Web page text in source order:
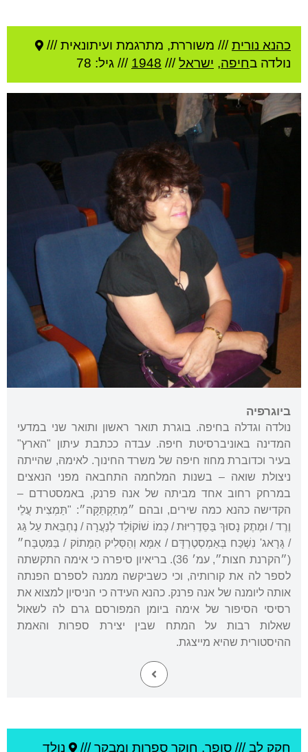
כהנא נורית/// משוררת, מתרגמת ועיתונאית ///
נולדה בחיפה, ישראל///
1948 /// גיל: 78
ביוגרפיה
נולדה וגדלה בחיפה. בוגרת תואר ראשון ותואר שני במדעי
המדינה באוניברסיטת חיפה. עבדה ככתבת עיתון "הארץ"
בעיר וכדוברת מחוז חיפה של משרד החינוך. לאימהּ, שהייתה
ניצולת שואה – בשנות המלחמה התחבאה מפני הנאצים
במרחק רחוב אחד מביתה של אנה פרנק, באמסטרדם –
הקדישה כהנא כמה שירים, ובהם ״מְתַקְתַּקָּה״: "תַּמְצִית עֲלֵי
וֶרֶד / וּמֶתֶק נָסוּךְ בַּסֵּדֶרִיּוּת / כְּמוֹ שׁוֹקוֹלַד לְנַעֲרָה / נֶחְבֵּאת עַל גַּג
/ גָּרָאג' נִשְׁכַּח בְּאַמְסְטֶרְדָּם / אִמָּא וְהַסְּלִיק הַמָּתוֹק / בַּמִּטְבָּח״
(״הקרנת חצות״, עמ׳ 36). בריאיון סיפרה כי אימה התקשתה
לספר לה את קורותיה, וכי כשביקשה ממנה לספרם הפנתה
אותה ליומנה של אנה פרנק. כהנא העידה כי הניסיון למצוא את
רסיסי הסיפור של אימה ביומן המפורסם גרם לה לשאול
שאלות רבות על המתח שבין יצירת ספרות והאמת
ההיסטורית שהיא מייצגת.
חקק לב/// סופר, חוקר ספרות ומבקר ///
נולד